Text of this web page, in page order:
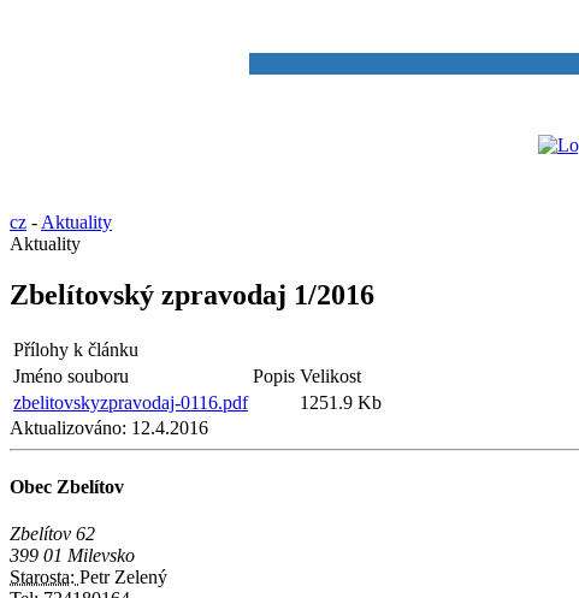
cz - Aktuality
Aktuality
Zbelítovský zpravodaj 1/2016
Přílohy k článku
Jméno souboru
Popis Velikost
zbelitovskyzpravodaj-0116.pdf
1251.9 Kb
Aktualizováno: 12.4.2016
Obec Zbelítov
Zbelítov 62
399 01 Milevsko
Starosta: Petr Zelený